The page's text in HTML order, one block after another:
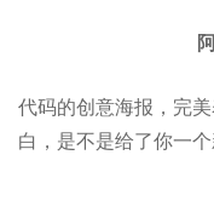
代码的创意海报，完
白，是不是给了你一